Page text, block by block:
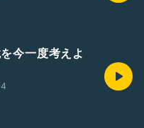
今一度考えよ